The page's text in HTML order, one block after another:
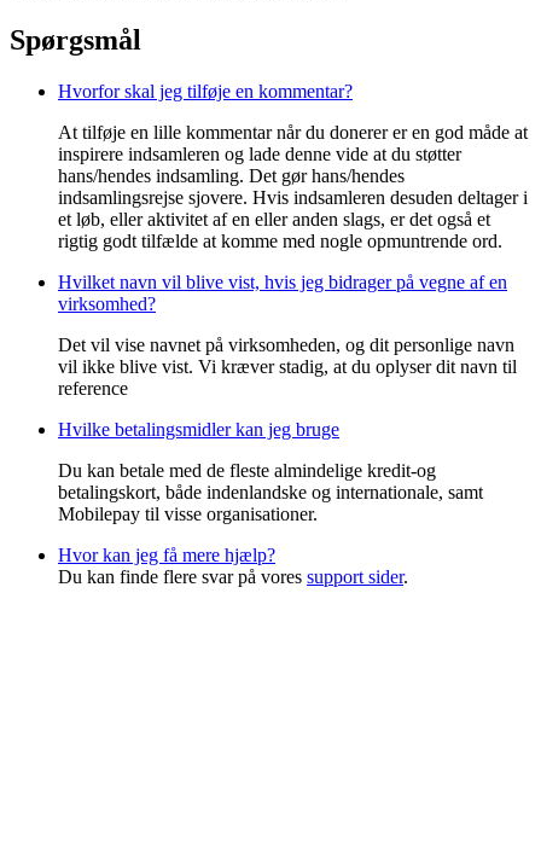
Spørgsmål
Hvorfor skal jeg tilføje en kommentar?
At tilføje en lille kommentar når du donerer er en god måde at
inspirere indsamleren og lade denne vide at du støtter
hans/hendes indsamling. Det gør hans/hendes
indsamlingsrejse sjovere. Hvis indsamleren desuden deltager i
et løb, eller aktivitet af en eller anden slags, er det også et
rigtig godt tilfælde at komme med nogle opmuntrende ord.
Hvilket navn vil blive vist, hvis jeg bidrager på vegne af en
virksomhed?
Det vil vise navnet på virksomheden, og dit personlige navn
vil ikke blive vist. Vi kræver stadig, at du oplyser dit navn til
reference
Hvilke betalingsmidler kan jeg bruge
Du kan betale med de fleste almindelige kredit-og
betalingskort, både indenlandske og internationale, samt
Mobilepay til visse organisationer.
Hvor kan jeg få mere hjælp?
Du kan finde flere svar på vores support sider.